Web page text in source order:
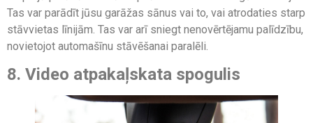
Tas var parādīt jūsu garāžas sānus vai to, vai atrodaties starp
stāvvietas līnijām. Tas var arī sniegt nenovērtējamu palīdzību,
novietojot automašīnu stāvēšanai paralēli.
8. Video atpakaļskata spogulis